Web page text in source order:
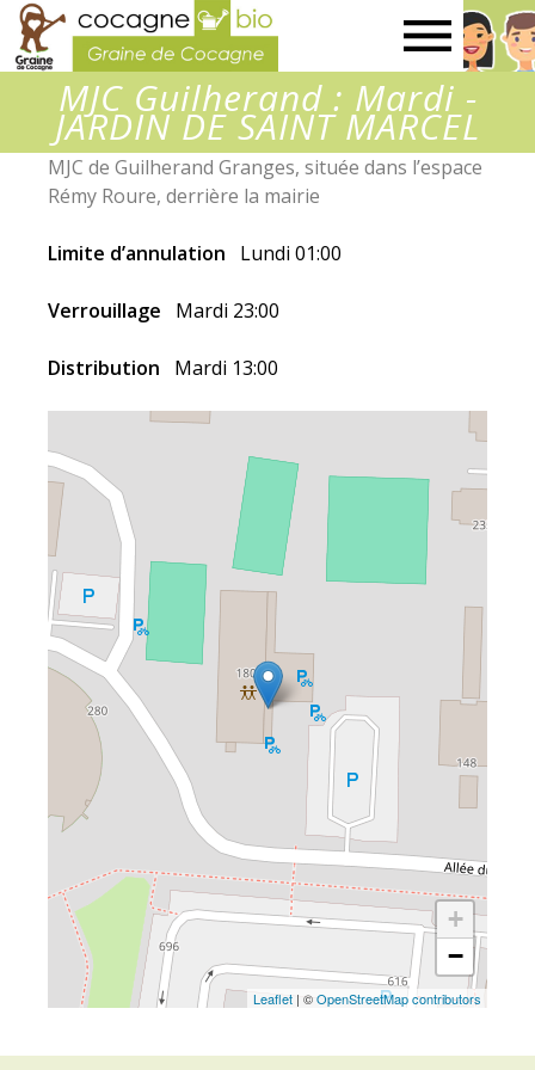
de
Cocagne
MJC Guilherand : Mardi -
JARDIN DE SAINT MARCEL
MJC de Guilherand Granges, située dans l’espace
Rémy Roure, derrière la mairie
Limite d’annulation Lundi 01:00
Verrouillage Mardi 23:00
Distribution Mardi 13:00
+
−
Leaflet | ©OpenStreetMap contributors